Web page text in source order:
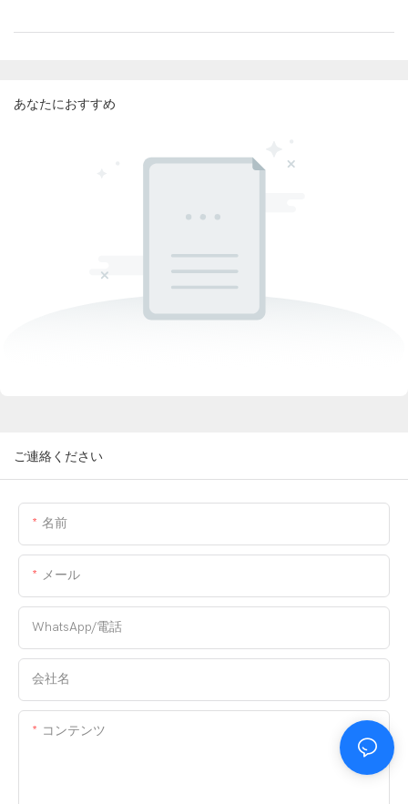
あなたにおすすめ
ご連絡ください
名前
メール
WhatsApp/電話
会社名
コンテンツ